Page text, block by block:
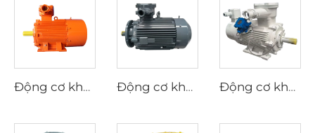
Động cơ không đồng bộ ba pha chống cháy nổ dãy YBK3 dùng cho mỏ than hầm lò Động cơ không đồng bộ ba pha chống cháy nổ hiệu suất siêu cao điện áp thấp dãy YBX5 Động cơ không đồng bộ ba pha biến tần chống cháy nổ điều chỉnh tốc độ dãy YBBP